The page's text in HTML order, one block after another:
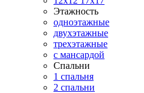
Этажность
одноэтажные
двухэтажные
трехэтажные
с мансардой
Спальни
1 спальня
2 спальни